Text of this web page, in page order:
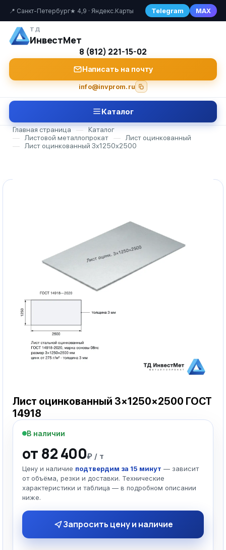
📍 Санкт-Петербург★ 4,9 · Яндекс.Карты Telegram MAX
ТД
ИнвестМет
8 (812) 221-15-02
Написать на почту
info@invprom.ru
Каталог
Главная страница —
Каталог
—
Листовой металлопрокат —
Лист оцинкованный
—
Лист оцинкованный 3х1250х2500
Лист оцинкованный 3×1250×2500 ГОСТ
14918
В наличии
от 82 400₽ / т
Цену и наличие подтвердим за 15 минут — зависит
от объёма, резки и доставки. Технические
характеристики и таблица — в подробном описании
ниже.
Запросить цену и наличие